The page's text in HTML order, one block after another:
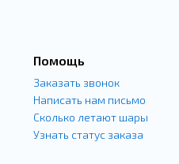
Помощь
Заказать звонок
Написать нам письмо
Сколько летают шары
Узнать статус заказа